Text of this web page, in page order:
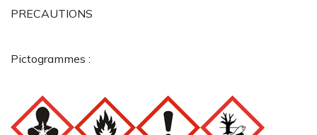
PRECAUTIONS
Pictogrammes :